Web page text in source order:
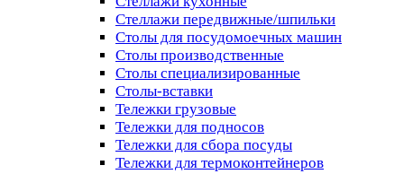
Стеллажи передвижные/шпильки
Столы для посудомоечных машин
Столы производственные
Столы специализированные
Столы-вставки
Тележки грузовые
Тележки для подносов
Тележки для сбора посуды
Тележки для термоконтейнеров